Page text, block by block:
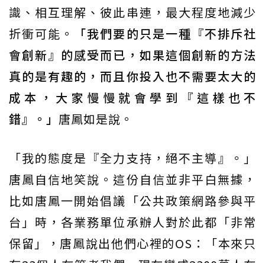
識、相互理解、彼此串連，最大程度地減少
折衝可能。
「我們要的只是一種『不排斥社
會創新』的感受而已，如果這個創新的方法
真的是有趣的，而且你投入也不需要太大的
成本，大家慢慢就會學到『這樣也不
錯』。」 唐鳳如是說。
「我的態度是『全力支持，絕不主導』。」
唐鳳自信地笑說。這份自信並非平白無據，
比如唐鳳一開始倡議「公共政策網路參與平
台」時，各業務單位承辦人對於此都「非常
保留」，唐鳳說出他們心裡的OS：「本來只